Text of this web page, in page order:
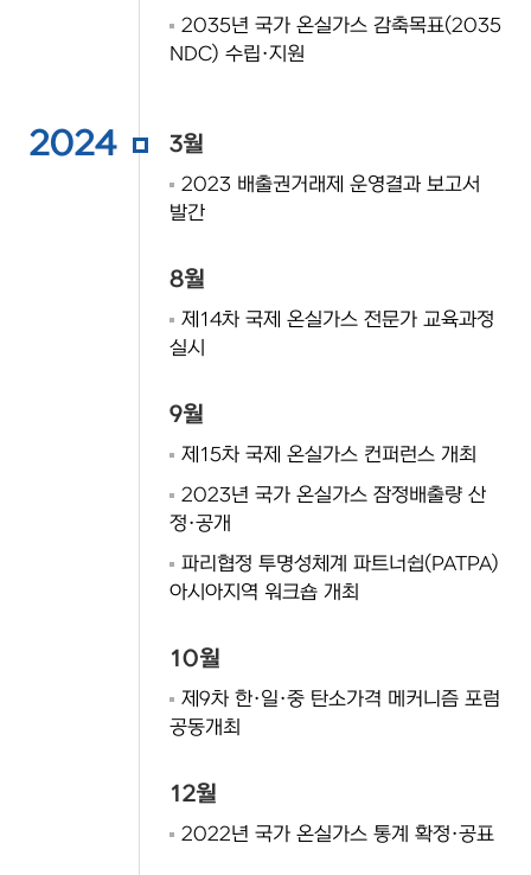
2035년 국가 온실가스 감축목표(2035
NDC) 수립·지원
2024 3월
2023 배출권거래제 운영결과 보고서
발간
8월
제14차 국제 온실가스 전문가 교육과정
실시
9월
제15차 국제 온실가스 컨퍼런스 개최
2023년 국가 온실가스 잠정배출량 산
정·공개
파리협정 투명성체계 파트너쉽(PATPA)
아시아지역 워크숍 개최
10월
제9차 한·일·중 탄소가격 메커니즘 포럼
공동개최
12월
2022년 국가 온실가스 통계 확정·공표